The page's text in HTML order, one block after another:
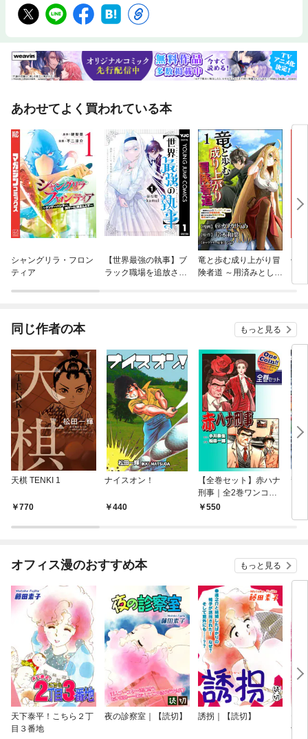
あわせてよく買われている本
シャングリラ・フロン
ティア
【世界最強の執事】ブ
ラック職場を追放され
竜と歩む成り上がり冒
険者道 ～用済みとして
強の神竜を復活させて
しまう～ コミック版
信
か
れ
バ
『
同じ作者の本 もっと見る
天棋 TENKI 1
770
ナイスオン！
440
【全巻セット】赤ハナ
刑事｜全2巻ワンコイ
ン！！
550
龍
オフィス漫のおすすめ本 もっと見る
天下泰平！こちら２丁
目３番地
夜の診察室｜【読切】 誘拐｜【読切】
切】